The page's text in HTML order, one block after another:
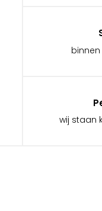
binnen
wij staan